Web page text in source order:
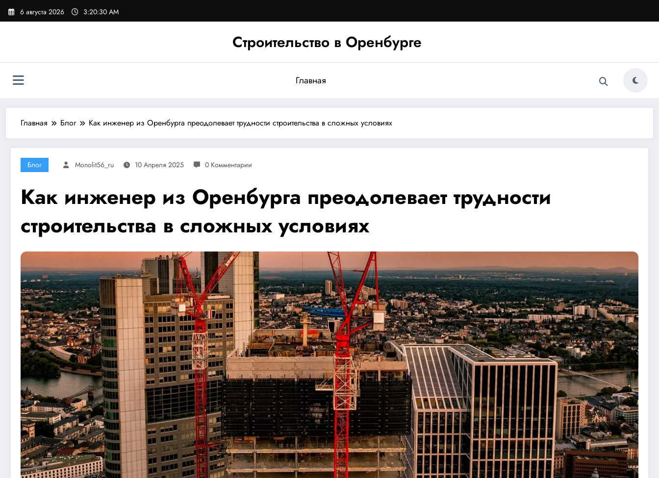
Перейти
6 августа 2026 3:20:32 AM
Строительство в Оренбурге
Главная
Главная Блог Как инженер из Оренбурга преодолевает трудности строительства в сложных условиях
Блог Monolit56_ru 10 Апреля 2025 0 Комментарии
Как инженер из Оренбурга преодолевает трудности
строительства в сложных условиях